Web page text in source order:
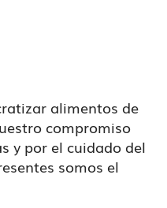
alimentos de
compromiso
y por el cuidado del
somos el